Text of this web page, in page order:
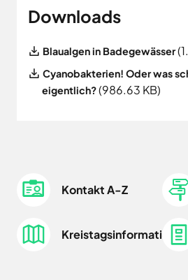
Downloads
File
Blaualgen in Badegewässer
File
Cyanobakterien! Oder was
eigentlich?(986.63 KB)
Kontakt A-Z